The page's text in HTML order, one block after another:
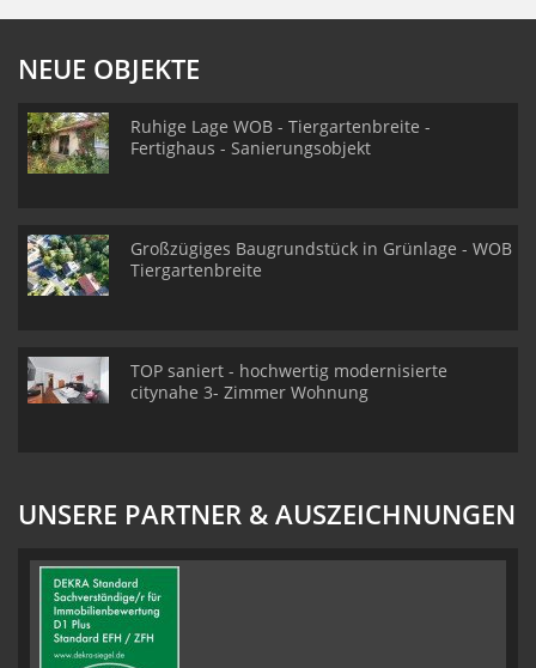
NEUE OBJEKTE
Ruhige Lage WOB - Tiergartenbreite -
Fertighaus - Sanierungsobjekt
Großzügiges Baugrundstück in Grünlage - WOB
Tiergartenbreite
TOP saniert - hochwertig modernisierte
citynahe 3- Zimmer Wohnung
UNSERE PARTNER & AUSZEICHNUNGEN